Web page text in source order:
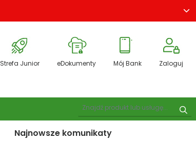
Strefa Junior eDokumenty Mój Bank Zaloguj
Pokaż wyszukiwarkę
Najnowsze komunikaty